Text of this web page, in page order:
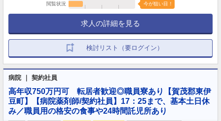
閲覧状況 今が狙い目！
求人の詳細を見る
検討リスト（要ログイン）
病院 ｜ 契約社員
高年収750万円可 転居者歓迎◎職員寮あり【賀茂郡東伊
豆町】【病院薬剤師/契約社員】17：25まで、基本土日休
み／職員用の格安の食事や24時間託児所あり